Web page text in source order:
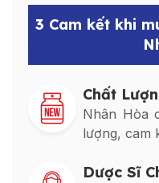
3 Cam kết khi
Chất
Nhân Hòa
lượng, cam
Dược Sĩ